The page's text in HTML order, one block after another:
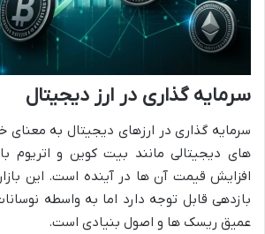
سرمایه گذاری در ارز دیجیتال
سرمایه گذاری در ارزهای دیجیتال به معنای
های دیجیتالی مانند بیت کوین و
افزایش قیمت آن ها در آینده است. این بازار
بازدهی قابل توجه دارد اما به واسطه
عمیق ریسک ها و اصول بنیادی است.